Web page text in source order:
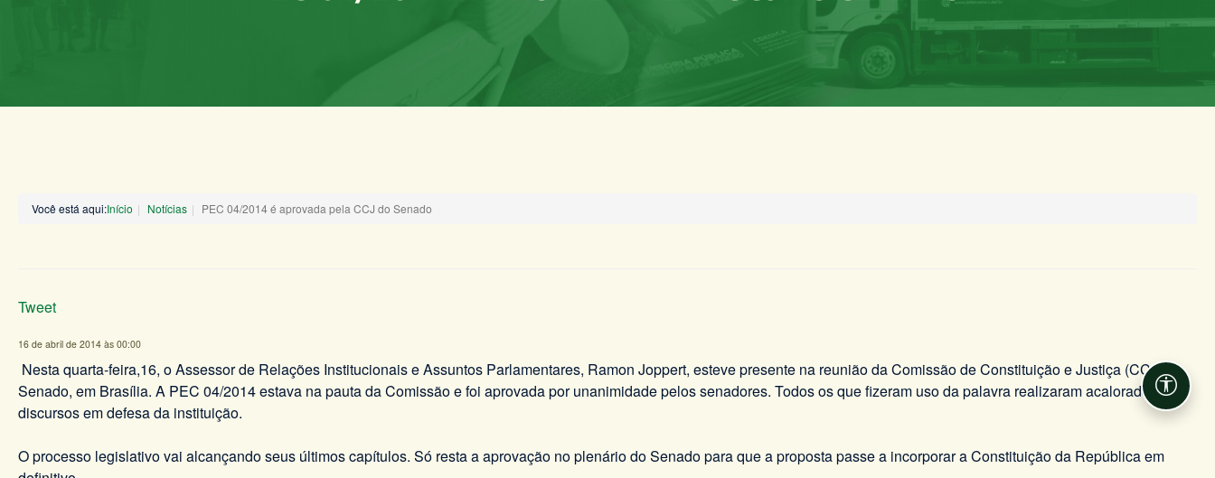
Você está aqui:Início Notícias PEC 04/2014 é aprovada pela CCJ do Senado
Tweet
16 de abril de 2014 às 00:00
Nesta quarta-feira,16, o Assessor de Relações Institucionais e Assuntos Parlamentares, Ramon Joppert, esteve presente na reunião da Comissão de Constituição e Justiça (CCJ) do
Senado, em Brasília. A PEC 04/2014 estava na pauta da Comissão e foi aprovada por unanimidade pelos senadores. Todos os que fizeram uso da palavra realizaram acalorados
discursos em defesa da instituição.
O processo legislativo vai alcançando seus últimos capítulos. Só resta a aprovação no plenário do Senado para que a proposta passe a incorporar a Constituição da República em